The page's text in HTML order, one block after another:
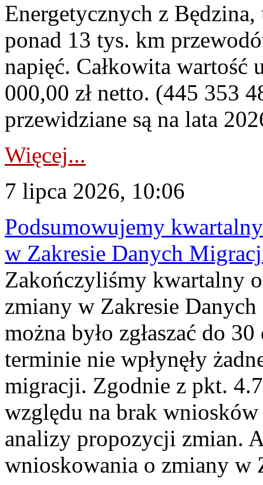
Energetycznych z
ponad 13 tys. km
napięć. Całkowita
000,00 zł netto. (445 353
przewidziane są na lata
Więcej...
7 lipca 2026, 10:06
Podsumowujemy
w Zakresie Danych
Zakończyliśmy kwartalny
zmiany w Zakresie
można było zgłaszać do
terminie nie wpłynęły
migracji. Zgodnie z pkt.
względu na brak
analizy propozycji zmian.
wnioskowania o zmiany w